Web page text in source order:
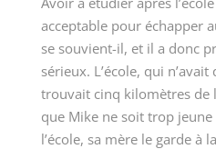
acceptable pour échapper
se souvient-il, et il a donc
sérieux. L’école, qui n’avait
trouvait cinq kilomètres de
que Mike ne soit trop
l’école, sa mère le garde à